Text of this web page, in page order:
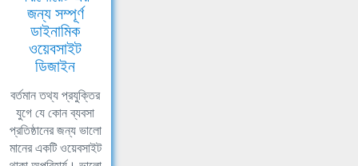
জন্য সম্পূর্ণ
ডাইনামিক
ওয়েবসাইট
ডিজাইন
বর্তমান তথ্য প্রযুক্তির
যুগে যে কোন ব্যবসা
প্রতিষ্ঠানের জন্য ভালো
মানের একটি ওয়েবসাইট